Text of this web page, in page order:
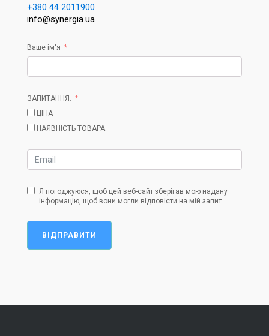
+380 44 2011900
info@synergia.ua
Ваше ім'я
ЗАПИТАННЯ:
ЦІНА
НАЯВНІСТЬ ТОВАРА
Я погоджуюся, щоб цей веб-сайт зберігав мою надану
інформацію, щоб вони могли відповісти на мій запит
ВІДПРАВИТИ